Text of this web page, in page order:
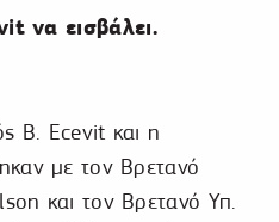
να εισβάλει.
B. Ecevit και η
με τον Βρετανό
και τον Βρετανό Υπ.